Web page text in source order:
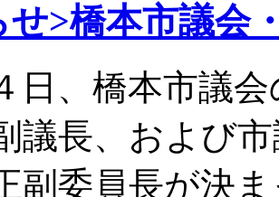
せ>橋本市議会
日、橋本市議
議長、および
副委員長が決